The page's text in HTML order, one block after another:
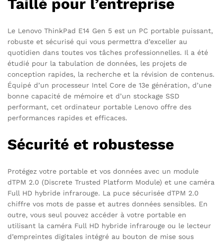
Taillé pour l’entreprise
Le Lenovo ThinkPad E14 Gen 5 est un PC portable puissant,
robuste et sécurisé qui vous permettra d’exceller au
quotidien dans toutes vos tâches professionnelles. Il a été
étudié pour la tabulation de données, les projets de
conception rapides, la recherche et la révision de contenus.
Équipé d’un processeur Intel Core de 13e génération, d’une
bonne capacité de mémoire et d’un stockage SSD
performant, cet ordinateur portable Lenovo offre des
performances rapides et efficaces.
Sécurité et robustesse
Protégez votre portable et vos données avec un module
dTPM 2.0 (Discrete Trusted Platform Module) et une caméra
Full HD hybride infrarouge. La puce sécurisée dTPM 2.0
chiffre vos mots de passe et autres données sensibles. En
outre, vous seul pouvez accéder à votre portable en
utilisant la caméra Full HD hybride infrarouge ou le lecteur
d’empreintes digitales intégré au bouton de mise sous